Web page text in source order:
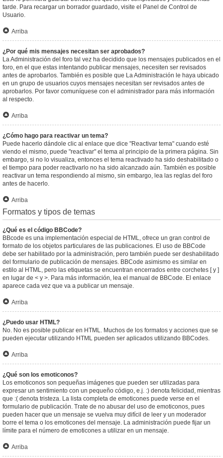
tarde. Para recargar un borrador guardado, visite el Panel de Control de
Usuario.
Arriba
¿Por qué mis mensajes necesitan ser aprobados?
La Administración del foro tal vez ha decidido que los mensajes publicados en el
foro, en el que estas intentando publicar mensajes, necesiten ser revisados
antes de aprobarlos. También es posible que La Administración le haya ubicado
en un grupo de usuarios cuyos mensajes necesitan ser revisados antes de
aprobarlos. Por favor comuníquese con el administrador para más información
al respecto.
Arriba
¿Cómo hago para reactivar un tema?
Puede hacerlo dándole clic al enlace que dice "Reactivar tema" cuando esté
viendo el mismo, puede "reactivar" el tema al principio de la primera página. Sin
embargo, si no lo visualiza, entonces el tema reactivado ha sido deshabilitado o
el tiempo para poder reactivarlo no ha sido alcanzado aún. También es posible
reactivar un tema respondiendo al mismo, sin embargo, lea las reglas del foro
antes de hacerlo.
Arriba
Formatos y tipos de temas
¿Qué es el código BBCode?
BBcode es una implementación especial de HTML, ofrece un gran control de
formato de los objetos particulares de las publicaciones. El uso de BBCode
debe ser habilitado por la administración, pero también puede ser deshabilitado
del formulario de publicación de mensajes. BBCode asimismo es similar en
estilo al HTML, pero las etiquetas se encuentran encerrados entre corchetes [ y ]
en lugar de < y >. Para más información, lea el manual de BBCode. El enlace
aparece cada vez que va a publicar un mensaje.
Arriba
¿Puedo usar HTML?
No. No es posible publicar en HTML. Muchos de los formatos y acciones que se
pueden ejecutar utilizando HTML pueden ser aplicados utilizando BBCodes.
Arriba
¿Qué son los emoticonos?
Los emoticonos son pequeñas imágenes que pueden ser utilizadas para
expresar un sentimiento con un pequeño código, e.j. :) denota felicidad, mientras
que :( denota tristeza. La lista completa de emoticones puede verse en el
formulario de publicación. Trate de no abusar del uso de emoticonos, pues
pueden hacer que un mensaje se vuelva muy difícil de leer y un moderador
borre el tema o los emoticones del mensaje. La administración puede fijar un
límite para el número de emoticones a utilizar en un mensaje.
Arriba